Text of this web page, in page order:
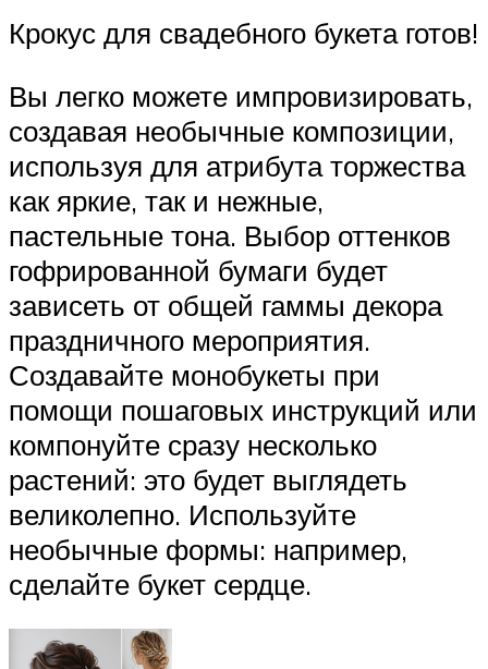
Крокус для свадебного букета готов!
Вы легко можете импровизировать,
создавая необычные композиции,
используя для атрибута торжества
как яркие, так и нежные,
пастельные тона. Выбор оттенков
гофрированной бумаги будет
зависеть от общей гаммы декора
праздничного мероприятия.
Создавайте монобукеты при
помощи пошаговых инструкций или
компонуйте сразу несколько
растений: это будет выглядеть
великолепно. Используйте
необычные формы: например,
сделайте букет сердце.